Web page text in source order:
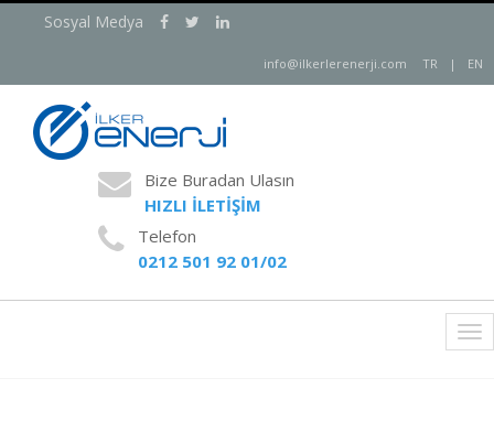
Sosyal Medya
info@ilkerlerenerji.com TR | EN
Bize Buradan Ulasın
HIZLI İLETİŞİM
Telefon
0212 501 92 01/02